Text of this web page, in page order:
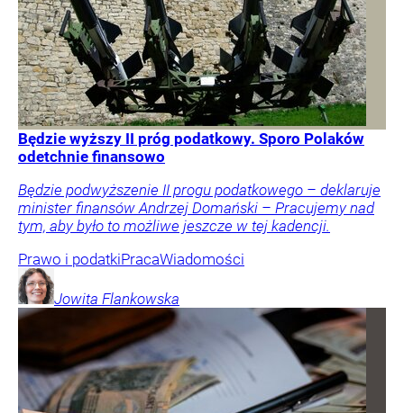
Będzie wyższy II próg podatkowy. Sporo Polaków
odetchnie finansowo
Będzie podwyższenie II progu podatkowego – deklaruje
minister finansów Andrzej Domański – Pracujemy nad
tym, aby było to możliwe jeszcze w tej kadencji.
Prawo i podatkiPracaWiadomości
Jowita Flankowska